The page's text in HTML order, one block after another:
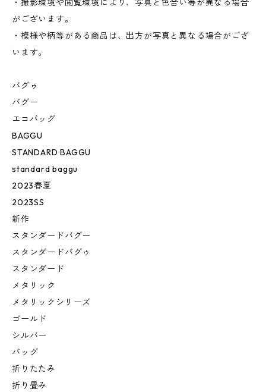
・撮影環境や閲覧環境により、写真と色合い等が異なる場合
がございます。
・模様や柄等がある商品は、出方が写真と異なる場合がござ
います。
バグゥ
バグー
エコバッグ
BAGGU
STANDARD BAGGU
standard baggu
2023春夏
2023SS
新作
スタンダードバグー
スタンダードバグゥ
スタンダード
メタリック
メタリックシリーズ
ゴールド
シルバー
バッグ
折りたたみ
折り畳み